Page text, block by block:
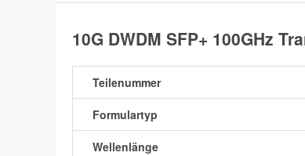
10G DWDM SFP+ 100GHz
Teilenummer
Formulartyp
Wellenlänge